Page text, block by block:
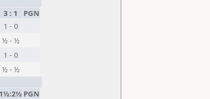
3 : 1
PGN
1 - 0
½ - ½
1 - 0
½ - ½
1½:2½ PGN